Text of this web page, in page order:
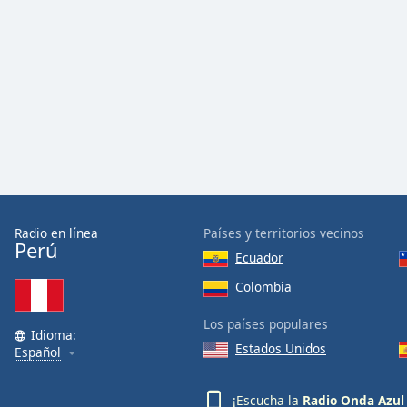
Beginning
dialog
window.
Escape
will
cancel
Radio en línea
Perú
Idioma:
Español
Países y territorios vecinos
Ecuador
Colombia
Los países populares
Estados Unidos
¡Escucha la Radio Onda Azul